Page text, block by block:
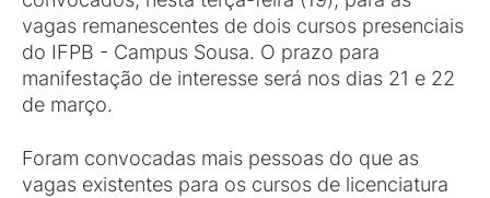
vagas remanescentes de dois cursos presenciais
do IFPB - Campus Sousa. O prazo para
manifestação de interesse será nos dias 21 e 22
de março.
Foram convocadas mais pessoas do que as
vagas existentes para os cursos de licenciatura